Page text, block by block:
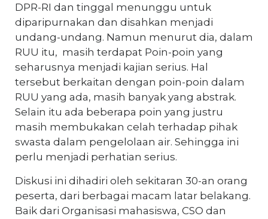
DPR-RI dan tinggal menunggu untuk
diparipurnakan dan disahkan menjadi
undang-undang. Namun menurut dia, dalam
RUU itu, masih terdapat Poin-poin yang
seharusnya menjadi kajian serius. Hal
tersebut berkaitan dengan poin-poin dalam
RUU yang ada, masih banyak yang abstrak.
Selain itu ada beberapa poin yang justru
masih membukakan celah terhadap pihak
swasta dalam pengelolaan air. Sehingga ini
perlu menjadi perhatian serius.
Diskusi ini dihadiri oleh sekitaran 30-an orang
peserta, dari berbagai macam latar belakang.
Baik dari Organisasi mahasiswa, CSO dan